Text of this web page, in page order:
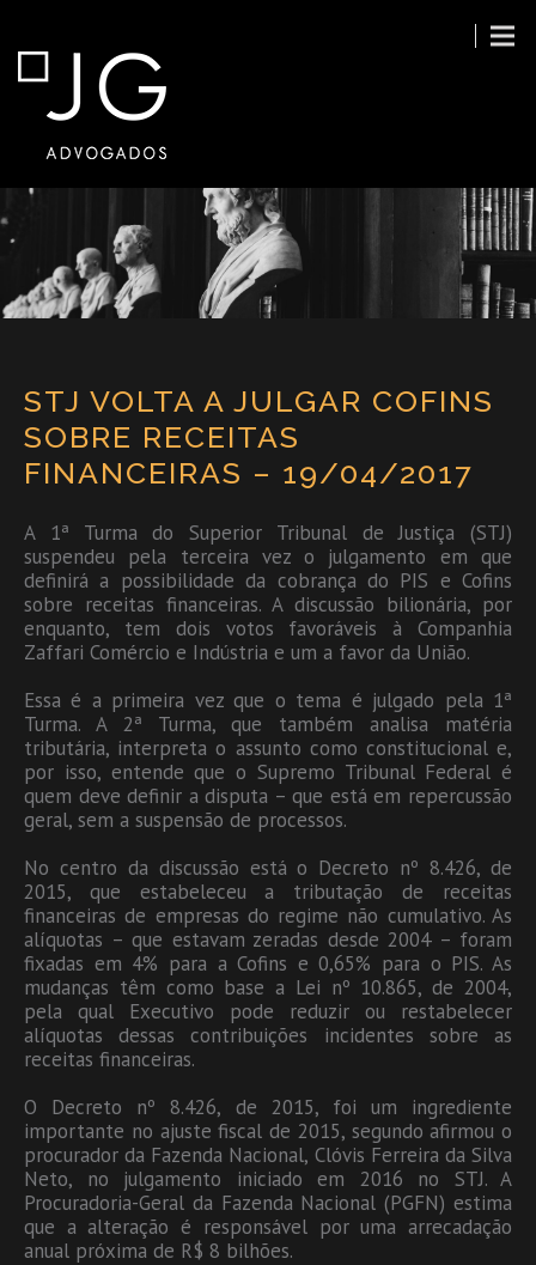
STJ VOLTA A JULGAR COFINS
SOBRE RECEITAS
FINANCEIRAS – 19/04/2017
A 1ª Turma do Superior Tribunal de Justiça (STJ)
suspendeu pela terceira vez o julgamento em que
definirá a possibilidade da cobrança do PIS e Cofins
sobre receitas financeiras. A discussão bilionária, por
enquanto, tem dois votos favoráveis à Companhia
Zaffari Comércio e Indústria e um a favor da União.
Essa é a primeira vez que o tema é julgado pela 1ª
Turma. A 2ª Turma, que também analisa matéria
tributária, interpreta o assunto como constitucional e,
por isso, entende que o Supremo Tribunal Federal é
quem deve definir a disputa – que está em repercussão
geral, sem a suspensão de processos.
No centro da discussão está o Decreto nº 8.426, de
2015, que estabeleceu a tributação de receitas
financeiras de empresas do regime não cumulativo. As
alíquotas – que estavam zeradas desde 2004 – foram
fixadas em 4% para a Cofins e 0,65% para o PIS. As
mudanças têm como base a Lei nº 10.865, de 2004,
pela qual Executivo pode reduzir ou restabelecer
alíquotas dessas contribuições incidentes sobre as
receitas financeiras.
O Decreto nº 8.426, de 2015, foi um ingrediente
importante no ajuste fiscal de 2015, segundo afirmou o
procurador da Fazenda Nacional, Clóvis Ferreira da Silva
Neto, no julgamento iniciado em 2016 no STJ. A
Procuradoria-Geral da Fazenda Nacional (PGFN) estima
que a alteração é responsável por uma arrecadação
anual próxima de R$ 8 bilhões.